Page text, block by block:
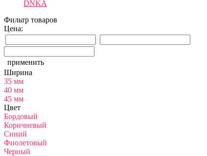
DNKA
Фильтр товаров
Цена:
применить
Ширина
35 мм
40 мм
45 мм
Цвет
Бордовый
Коричневый
Синий
Фиолетовый
Черный